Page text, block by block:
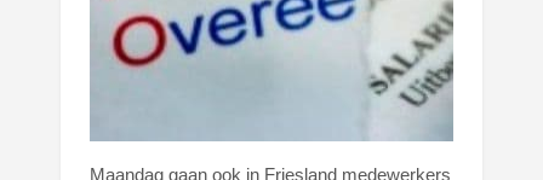
Maandag gaan ook in Friesland medewerkers